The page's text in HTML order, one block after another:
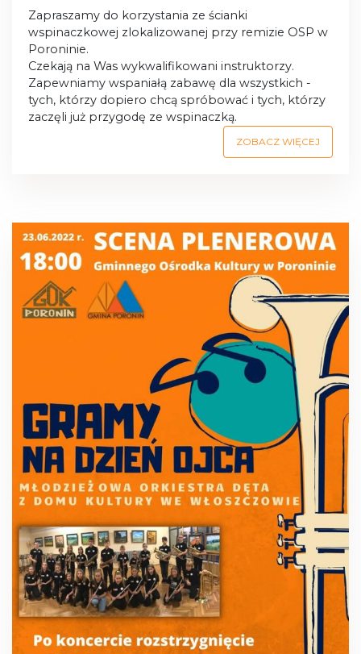
Zapraszamy do korzystania ze ścianki
wspinaczkowej zlokalizowanej przy remizie OSP w
Poroninie.
Czekają na Was wykwalifikowani instruktorzy.
Zapewniamy wspaniałą zabawę dla wszystkich -
tych, którzy dopiero chcą spróbować i tych, którzy
zaczęli już przygodę ze wspinaczką.
ZOBACZ WIĘCEJ